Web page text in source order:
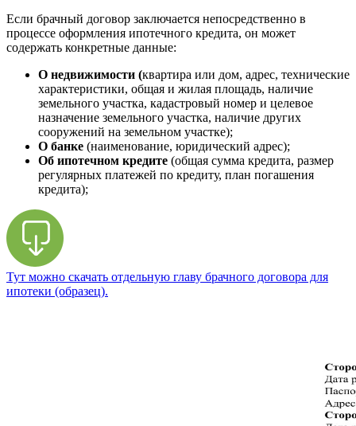
Если брачный договор заключается непосредственно в
процессе оформления ипотечного кредита, он может
содержать конкретные данные:
О недвижимости (квартира или дом, адрес, технические
характеристики, общая и жилая площадь, наличие
земельного участка, кадастровый номер и целевое
назначение земельного участка, наличие других
сооружений на земельном участке);
О банке (наименование, юридический адрес);
Об ипотечном кредите (общая сумма кредита, размер
регулярных платежей по кредиту, план погашения
кредита);
Тут можно скачать отдельную главу брачного договора для
ипотеки (образец).